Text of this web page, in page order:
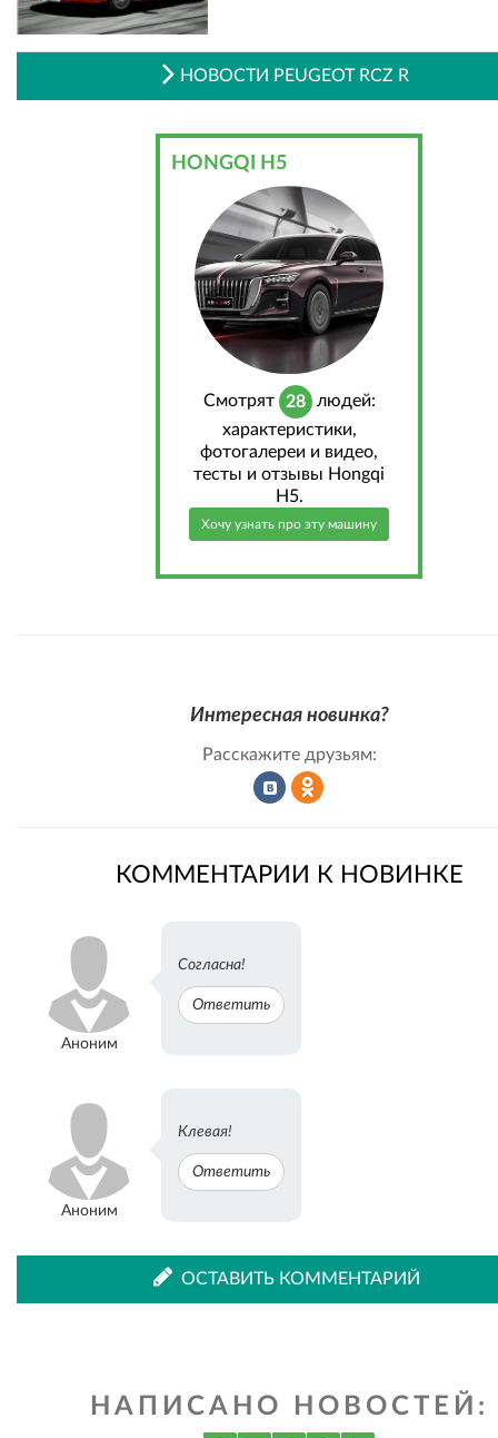
НОВОСТИ PEUGEOT RCZ R
HONGQI H5
Cмотрят 28 людей:
характеристики,
фотогалереи и видео,
тесты и отзывы Hongqi
H5.
Хочу узнать про эту машину
Интересная новинка?
Расскажите друзьям:
ВКонтакте
КОММЕНТАРИИ К НОВИНКЕ
Аноним
Согласна!
Ответить
Аноним
Клевая!
Ответить
ОСТАВИТЬ КОММЕНТАРИЙ
НАПИСАНО НОВОСТЕЙ: